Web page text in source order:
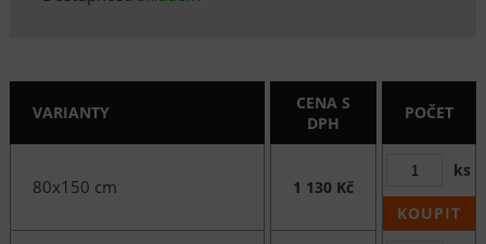
VARIANTY
CENA S
DPH
POČET
80x150 cm 1 130 Kč
ks
KOUPIT